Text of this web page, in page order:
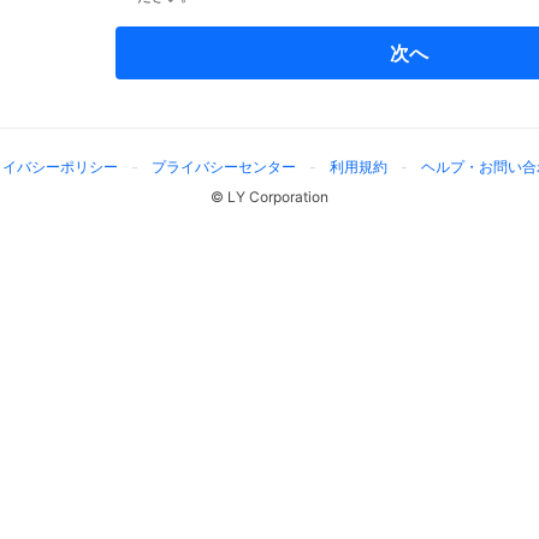
次へ
バシーポリシー プライバシーセンター 利用規約
ヘルプ・お問い
© LY Corporation